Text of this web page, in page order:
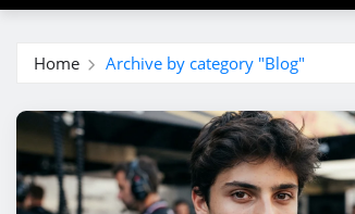
Home Archive by category "Blog"